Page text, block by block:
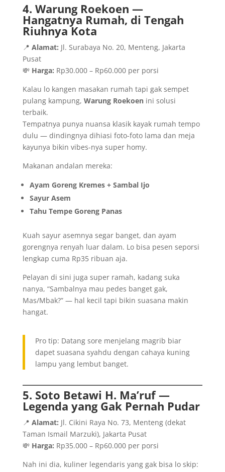
4. Warung Roekoen —
Hangatnya Rumah, di Tengah
Riuhnya Kota
📍 Alamat: Jl. Surabaya No. 20, Menteng, Jakarta
Pusat
💸 Harga: Rp30.000 – Rp60.000 per porsi
Kalau lo kangen masakan rumah tapi gak sempet
pulang kampung, Warung Roekoenini solusi
terbaik.
Tempatnya punya nuansa klasik kayak rumah tempo
dulu — dindingnya dihiasi foto-foto lama dan meja
kayunya bikin vibes-nya super homy.
Makanan andalan mereka:
Ayam Goreng Kremes + Sambal Ijo
Sayur Asem
Tahu Tempe Goreng Panas
Kuah sayur asemnya segar banget, dan ayam
gorengnya renyah luar dalam. Lo bisa pesen seporsi
lengkap cuma Rp35 ribuan aja.
Pelayan di sini juga super ramah, kadang suka
nanya, “Sambalnya mau pedes banget gak,
Mas/Mbak?” — hal kecil tapi bikin suasana makin
hangat.
Pro tip: Datang sore menjelang magrib biar
dapet suasana syahdu dengan cahaya kuning
lampu yang lembut banget.
5. Soto Betawi H. Ma’ruf —
Legenda yang Gak Pernah Pudar
📍 Alamat: Jl. Cikini Raya No. 73, Menteng (dekat
Taman Ismail Marzuki), Jakarta Pusat
💸 Harga: Rp35.000 – Rp60.000 per porsi
Nah ini dia, kuliner legendaris yang gak bisa lo skip: